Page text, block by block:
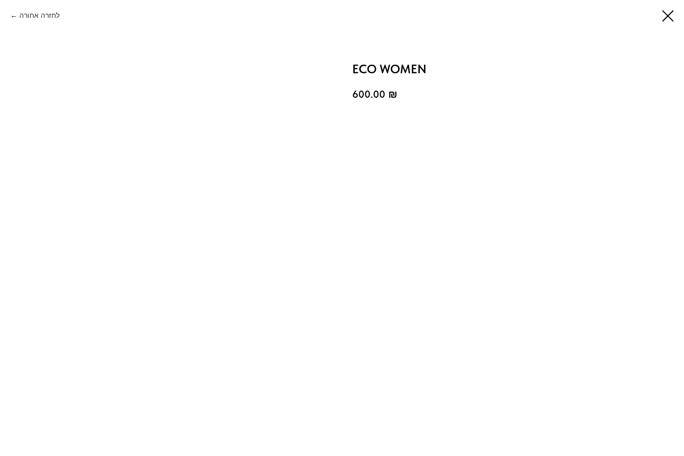
לחזרה אחורה
ECO WOMEN
600.00 ₪